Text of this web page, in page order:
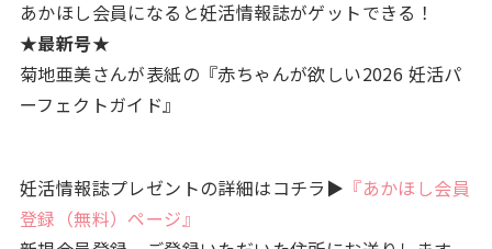
あかほし会員になると妊活情報誌がゲットできる！
★最新号★
菊地亜美さんが表紙の『赤ちゃんが欲しい2026 妊活パ
ーフェクトガイド』
妊活情報誌プレゼントの詳細はコチラ▶ 『あかほし会員
登録（無料）ページ』